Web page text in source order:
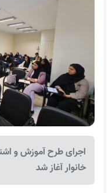
اجرای طرح آموزش و
خانوار آغاز شد